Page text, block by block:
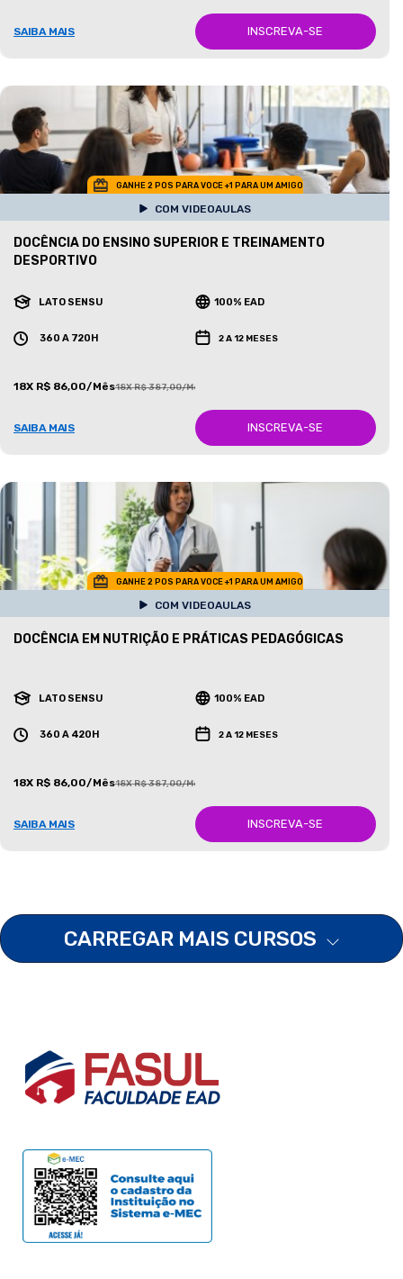
SAIBA MAIS INSCREVA-SE
GANHE 2 POS PARA VOCE +1 PARA UM AMIGO
COM VIDEOAULAS
DOCÊNCIA DO ENSINO SUPERIOR E TREINAMENTO
DESPORTIVO
LATO SENSU 100% EAD
360 A 720H 2 A 12 MESES
18X R$ 86,00/Mês18X R$ 387,00/Mês
SAIBA MAIS INSCREVA-SE
GANHE 2 POS PARA VOCE +1 PARA UM AMIGO
COM VIDEOAULAS
DOCÊNCIA EM NUTRIÇÃO E PRÁTICAS PEDAGÓGICAS
LATO SENSU 100% EAD
360 A 420H 2 A 12 MESES
18X R$ 86,00/Mês18X R$ 387,00/Mês
SAIBA MAIS INSCREVA-SE
CARREGAR MAIS CURSOS